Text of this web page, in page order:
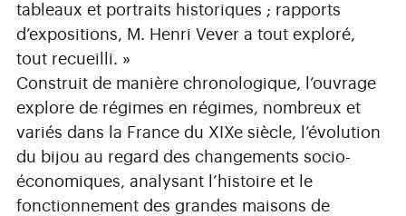
tableaux et portraits historiques ; rapports
d’expositions, M. Henri Vever a tout exploré,
tout recueilli. »
Construit de manière chronologique, l’ouvrage
explore de régimes en régimes, nombreux et
variés dans la France du XIXe siècle, l’évolution
du bijou au regard des changements socio-
économiques, analysant l’histoire et le
fonctionnement des grandes maisons de